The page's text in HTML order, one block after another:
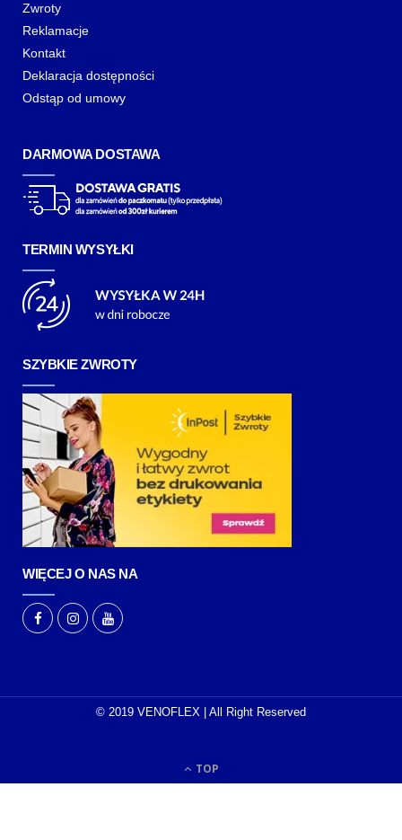
Zwroty
Reklamacje
Kontakt
Deklaracja dostępności
Odstąp od umowy
DARMOWA DOSTAWA
TERMIN WYSYŁKI
SZYBKIE ZWROTY
WIĘCEJ O NAS NA
© 2019 VENOFLEX | All Right Reserved
TOP